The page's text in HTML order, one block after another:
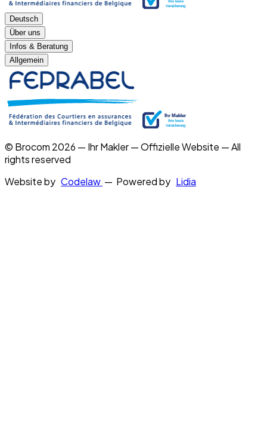
Deutsch
Über uns
Infos & Beratung
Allgemein
© Brocom 2026 — Ihr Makler — Offizielle Website — All
rights reserved
Website by Codelaw — Powered by Lidia